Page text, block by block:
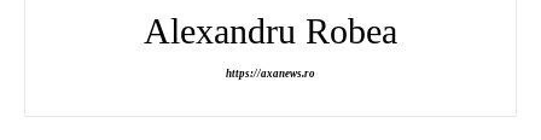
Alexandru Robea
https://axanews.ro